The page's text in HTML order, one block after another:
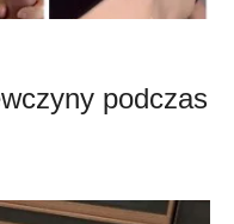
podczas